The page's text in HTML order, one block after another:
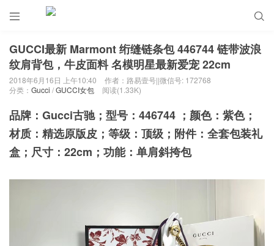
 
GUCCI最新 Marmont 绗缝链条包 446744 链带波浪
纹肩背包，牛皮面料 名模明星最新爱宠 22cm
2018年6月16日 上午10:40
作者：路易壹号||微信号: 172768
分类： Gucci /GUCCI女包 阅读(1.33K)
品牌：Gucci古驰；型号：446744 ；颜色：紫色；
材质：精选原版皮；等级：顶级；附件：全套包装礼
盒；尺寸：22cm；功能：单肩斜挎包